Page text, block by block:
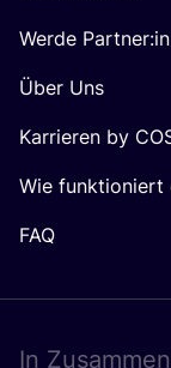
Werde Partner:in
Über Uns
Karrieren by
Wie funktioniert
FAQ
In